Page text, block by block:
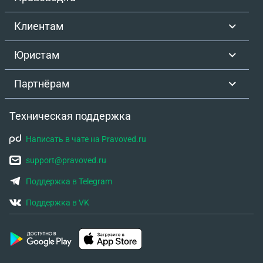
Клиентам
Юристам
Партнёрам
Техническая поддержка
Написать в чате на Pravoved.ru
support@pravoved.ru
Поддержка в Telegram
Поддержка в VK